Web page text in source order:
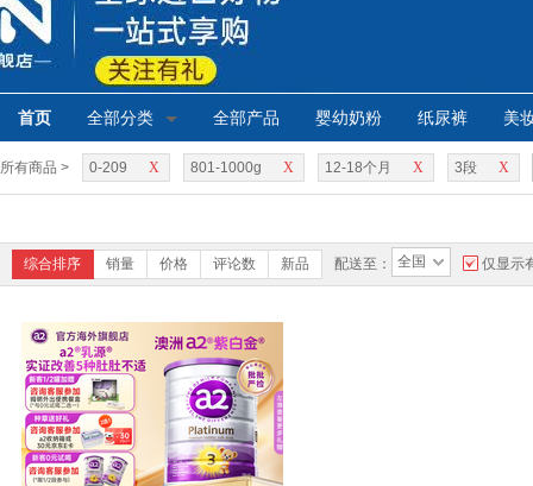
首页 全部分类 全部产品 婴幼奶粉 纸尿裤 美
所有商品 > X
0-209 X
801-1000g X
12-18个月 X
3段
综合排序 销量 价格 评论数 新品 配送至： 全国 仅显示